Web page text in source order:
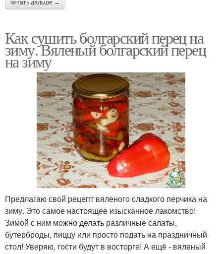
читать дальше →
Как сушить болгарский перец на
зиму. Вяленый болгарский перец
на зиму
Предлагаю свой рецепт вяленого сладкого перчика на
зиму. Это самое настоящее изысканное лакомство!
Зимой с ним можно делать различные салаты,
бутерброды, пиццу или просто подать на праздничный
стол! Уверяю, гости будут в восторге! А ещё - вяленый